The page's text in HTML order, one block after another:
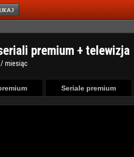
premium + telewizja
/ miesiąc
Seriale premium